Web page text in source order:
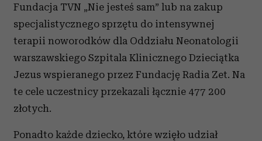
Fundacja TVN „Nie jesteś sam” lub na zakup
specjalistycznego sprzętu do intensywnej
terapii noworodków dla Oddziału Neonatologii
warszawskiego Szpitala Klinicznego Dzieciątka
Jezus wspieranego przez Fundację Radia Zet. Na
te cele uczestnicy przekazali łącznie 477 200
złotych.
Ponadto każde dziecko, które wzięło udział